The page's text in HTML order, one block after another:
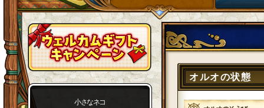
小さなネコ
オルオの状態